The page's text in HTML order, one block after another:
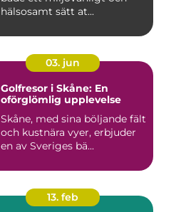
hälsosamt sätt at...
03. jun
Golfresor i Skåne: En
oförglömlig upplevelse
Skåne, med sina böljande fält
och kustnära vyer, erbjuder
en av Sveriges bä...
13. feb